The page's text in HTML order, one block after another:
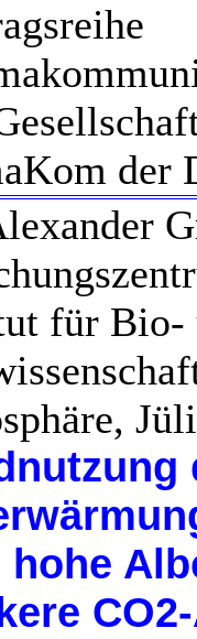
der
für Bio-
hohe